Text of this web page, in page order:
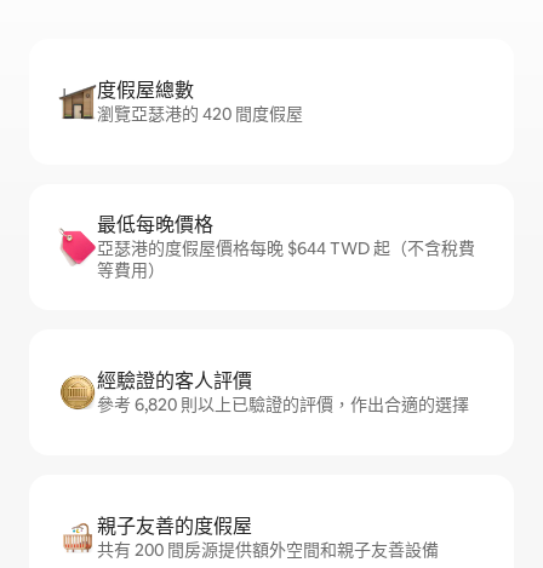
度假屋總數
瀏覽亞瑟港的 420 間度假屋
最低每晚價格
亞瑟港的度假屋價格每晚 $644 TWD 起（不含稅費
等費用）
經驗證的客人評價
參考 6,820 則以上已驗證的評價，作出合適的選擇
親子友善的度假屋
共有 200 間房源提供額外空間和親子友善設備